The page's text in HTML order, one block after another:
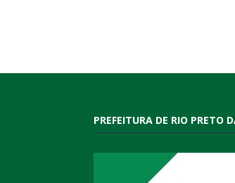
PREFEITURA DE RIO PRETO